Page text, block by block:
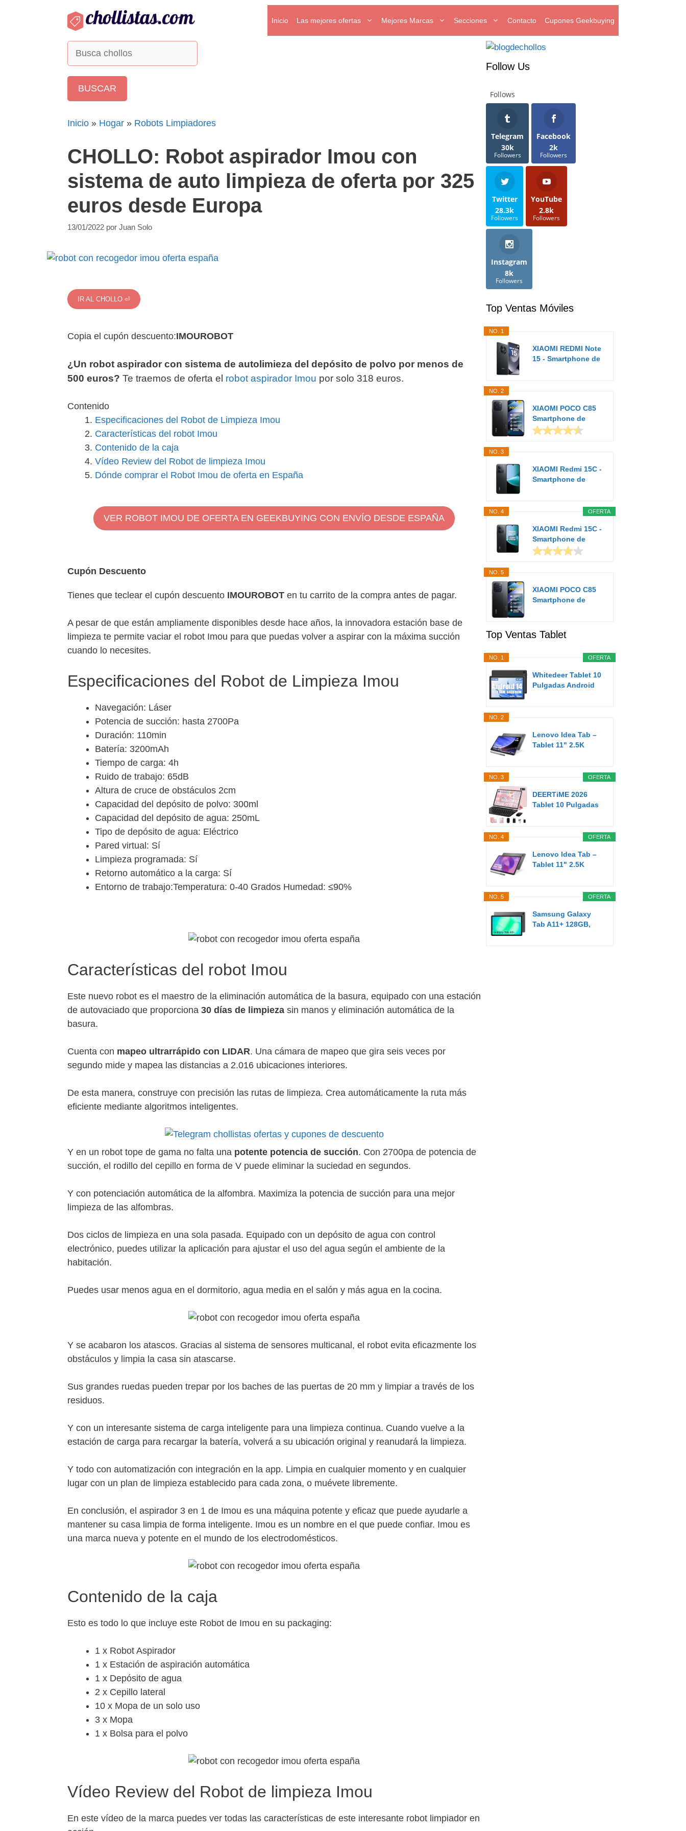
Inicio Las mejores ofertas Mejores Marcas Secciones Contacto Cupones Geekbuying
Inicio » Hogar » Robots Limpiadores
CHOLLO: Robot aspirador Imou con
sistema de auto limpieza de oferta por 325
euros desde Europa
13/01/2022 por Juan Solo
IR AL CHOLLO ⏎
Copia el cupón descuento:IMOUROBOT
¿Un robot aspirador con sistema de autolimieza del depósito de polvo por menos de
500 euros? Te traemos de oferta el robot aspirador Imou por solo 318 euros.
Contenido
Especificaciones del Robot de Limpieza Imou
Características del robot Imou
Contenido de la caja
Vídeo Review del Robot de limpieza Imou
Dónde comprar el Robot Imou de oferta en España
VER ROBOT IMOU DE OFERTA EN GEEKBUYING CON ENVÍO DESDE ESPAÑA
Cupón Descuento
Tienes que teclear el cupón descuento IMOUROBOT en tu carrito de la compra antes de pagar.
A pesar de que están ampliamente disponibles desde hace años, la innovadora estación base de
limpieza te permite vaciar el robot Imou para que puedas volver a aspirar con la máxima succión
cuando lo necesites.
Especificaciones del Robot de Limpieza Imou
Navegación: Láser
Potencia de succión: hasta 2700Pa
Duración: 110min
Batería: 3200mAh
Tiempo de carga: 4h
Ruido de trabajo: 65dB
Altura de cruce de obstáculos 2cm
Capacidad del depósito de polvo: 300ml
Capacidad del depósito de agua: 250mL
Tipo de depósito de agua: Eléctrico
Pared virtual: Sí
Limpieza programada: Sí
Retorno automático a la carga: Sí
Entorno de trabajo:Temperatura: 0-40 Grados Humedad: ≤90%
Características del robot Imou
Este nuevo robot es el maestro de la eliminación automática de la basura, equipado con una estación
de autovaciado que proporciona 30 días de limpieza sin manos y eliminación automática de la
basura.
Cuenta con mapeo ultrarrápido con LIDAR. Una cámara de mapeo que gira seis veces por
segundo mide y mapea las distancias a 2.016 ubicaciones interiores.
De esta manera, construye con precisión las rutas de limpieza. Crea automáticamente la ruta más
eficiente mediante algoritmos inteligentes.
Y en un robot tope de gama no falta una potente potencia de succión. Con 2700pa de potencia de
succión, el rodillo del cepillo en forma de V puede eliminar la suciedad en segundos.
Y con potenciación automática de la alfombra. Maximiza la potencia de succión para una mejor
limpieza de las alfombras.
Dos ciclos de limpieza en una sola pasada. Equipado con un depósito de agua con control
electrónico, puedes utilizar la aplicación para ajustar el uso del agua según el ambiente de la
habitación.
Puedes usar menos agua en el dormitorio, agua media en el salón y más agua en la cocina.
Y se acabaron los atascos. Gracias al sistema de sensores multicanal, el robot evita eficazmente los
obstáculos y limpia la casa sin atascarse.
Sus grandes ruedas pueden trepar por los baches de las puertas de 20 mm y limpiar a través de los
residuos.
Y con un interesante sistema de carga inteligente para una limpieza continua. Cuando vuelve a la
estación de carga para recargar la batería, volverá a su ubicación original y reanudará la limpieza.
Y todo con automatización con integración en la app. Limpia en cualquier momento y en cualquier
lugar con un plan de limpieza establecido para cada zona, o muévete libremente.
En conclusión, el aspirador 3 en 1 de Imou es una máquina potente y eficaz que puede ayudarle a
mantener su casa limpia de forma inteligente. Imou es un nombre en el que puede confiar. Imou es
una marca nueva y potente en el mundo de los electrodomésticos.
Contenido de la caja
Esto es todo lo que incluye este Robot de Imou en su packaging:
1 x Robot Aspirador
1 x Estación de aspiración automática
1 x Depósito de agua
2 x Cepillo lateral
10 x Mopa de un solo uso
3 x Mopa
1 x Bolsa para el polvo
Vídeo Review del Robot de limpieza Imou
En este vídeo de la marca puedes ver todas las características de este interesante robot limpiador en
Follow Us
Follows
Telegram
30k
Followers
Facebook
2k
Followers
Twitter
28.3k
Followers
YouTube
2.8k
Followers
Instagram
8k
Followers
Top Ventas Móviles
NO. 1
XIAOMI REDMI Note
15 - Smartphone de
NO. 2
XIAOMI POCO C85
Smartphone de
6+128GB Negro...
NO. 3
XIAOMI Redmi 15C -
Smartphone de
OFERTA
NO. 4
XIAOMI Redmi 15C -
Smartphone de
4+256GB, Cámara...
NO. 5
XIAOMI POCO C85
Smartphone de
Top Ventas Tablet
OFERTA
NO. 1
Whitedeer Tablet 10
Pulgadas Android
NO. 2
Lenovo Idea Tab –
Tablet 11" 2.5K
OFERTA
NO. 3
DEERTiME 2026
Tablet 10 Pulgadas
OFERTA
NO. 4
Lenovo Idea Tab –
Tablet 11" 2.5K
OFERTA
NO. 5
Samsung Galaxy
Tab A11+ 128GB,